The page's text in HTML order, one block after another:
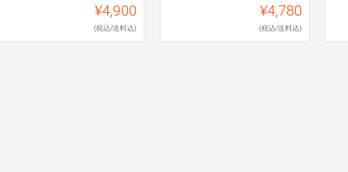
¥4,900
(税込/送料込)
¥4,780
(税込/送料込)